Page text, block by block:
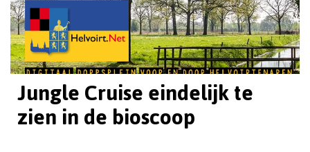
Jungle Cruise eindelijk te
zien in de bioscoop